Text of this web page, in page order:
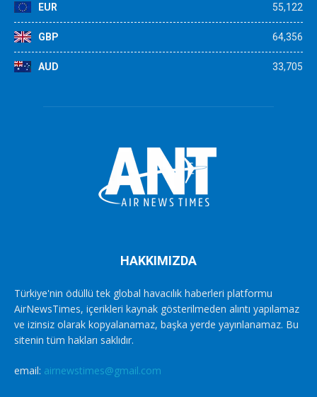
EUR 55,122
GBP 64,356
AUD 33,705
HAKKIMIZDA
Türkiye'nin ödüllü tek global havacılık haberleri platformu
AirNewsTimes, içerikleri kaynak gösterilmeden alıntı yapılamaz
ve izinsiz olarak kopyalanamaz, başka yerde yayınlanamaz. Bu
sitenin tüm hakları saklıdır.
email: airnewstimes@gmail.com